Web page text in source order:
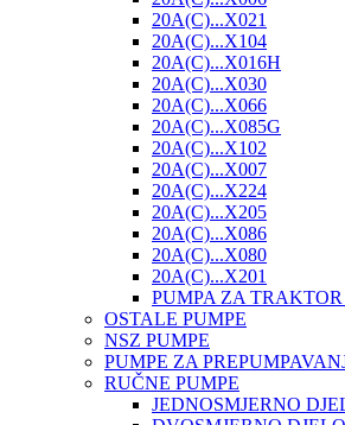
20A(C)...X021
20A(C)...X104
20A(C)...X016H
20A(C)...X030
20A(C)...X066
20A(C)...X085G
20A(C)...X102
20A(C)...X007
20A(C)...X224
20A(C)...X205
20A(C)...X086
20A(C)...X080
20A(C)...X201
PUMPA ZA
OSTALE PUMPE
NSZ PUMPE
PUMPE ZA
RUČNE PUMPE
JEDNOSMJERNO